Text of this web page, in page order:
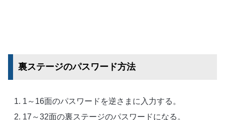
裏ステージのパスワード方法
1～16面のパスワードを逆さまに入力する。
17～32面の裏ステージのパスワードになる。